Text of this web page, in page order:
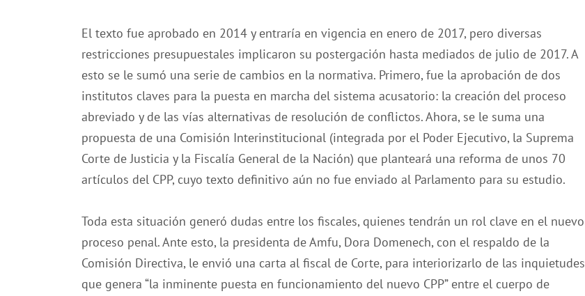
El texto fue aprobado en 2014 y entraría en vigencia en enero de 2017, pero diversas
restricciones presupuestales implicaron su postergación hasta mediados de julio de 2017. A
esto se le sumó una serie de cambios en la normativa. Primero, fue la aprobación de dos
institutos claves para la puesta en marcha del sistema acusatorio: la creación del proceso
abreviado y de las vías alternativas de resolución de conflictos. Ahora, se le suma una
propuesta de una Comisión Interinstitucional (integrada por el Poder Ejecutivo, la Suprema
Corte de Justicia y la Fiscalía General de la Nación) que planteará una reforma de unos 70
artículos del CPP, cuyo texto definitivo aún no fue enviado al Parlamento para su estudio.
Toda esta situación generó dudas entre los fiscales, quienes tendrán un rol clave en el nuevo
proceso penal. Ante esto, la presidenta de Amfu, Dora Domenech, con el respaldo de la
Comisión Directiva, le envió una carta al fiscal de Corte, para interiorizarlo de las inquietudes
que genera “la inminente puesta en funcionamiento del nuevo CPP” entre el cuerpo de